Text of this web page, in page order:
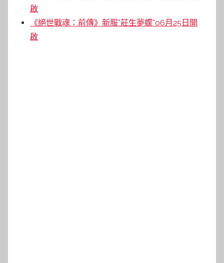
啟
《絕世戰魂：前傳》新服“莊生夢蝶“06月25日開
啟